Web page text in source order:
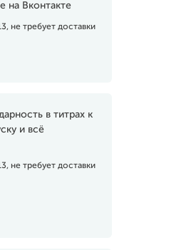
на Вконтакте
не требует доставки
в титрах к
и всё
не требует доставки